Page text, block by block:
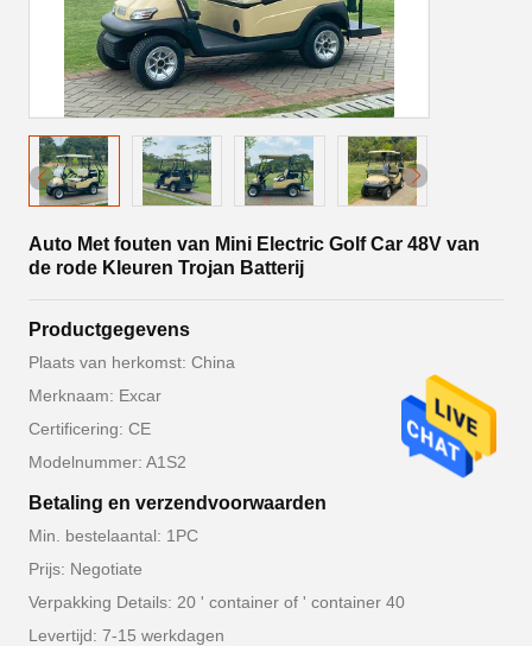
Auto Met fouten van Mini Electric Golf Car 48V van
de rode Kleuren Trojan Batterij
Productgegevens
Plaats van herkomst: China
Merknaam: Excar
Certificering: CE
Modelnummer: A1S2
Betaling en verzendvoorwaarden
Min. bestelaantal: 1PC
Prijs: Negotiate
Verpakking Details: 20 ' container of ' container 40
Levertijd: 7-15 werkdagen